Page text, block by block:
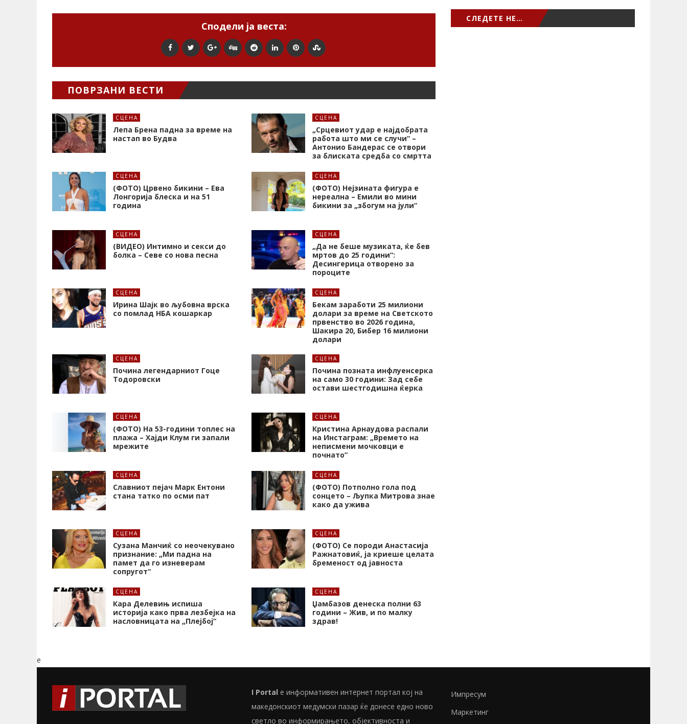
Сподели ја веста:
ПОВРЗАНИ ВЕСТИ
СЦЕНА
Лепа Брена падна за време на
настап во Будва
СЦЕНА
„Срцевиот удар е најдобрата
работа што ми се случи“ –
Антонио Бандерас се отвори
за блиската средба со смртта
СЦЕНА
(ФОТО) Црвено бикини – Ева
Лонгорија блеска и на 51
година
СЦЕНА
(ФОТО) Нејзината фигура е
нереална – Емили во мини
бикини за „збогум на јули“
СЦЕНА
(ВИДЕО) Интимно и секси до
болка – Севе со нова песна
СЦЕНА
„Да не беше музиката, ќе бев
мртов до 25 години“:
Десингерица отворено за
пороците
СЦЕНА
Ирина Шајк во љубовна врска
со помлад НБА кошаркар
СЦЕНА
Бекам заработи 25 милиони
долари за време на Светското
првенство во 2026 година,
Шакира 20, Бибер 16 милиони
долари
СЦЕНА
Почина легендарниот Гоце
Тодоровски
СЦЕНА
Почина позната инфлуенсерка
на само 30 години: Зад себе
остави шестгодишна ќерка
СЦЕНА
(ФОТО) На 53-години топлес на
плажа – Хајди Клум ги запали
мрежите
СЦЕНА
Кристина Арнаудова распали
на Инстаграм: „Времето на
неписмени мочковци е
почнато”
СЦЕНА
Славниот пејач Марк Ентони
стана татко по осми пат
СЦЕНА
(ФОТО) Потполно гола под
сонцето – Љупка Митрова знае
како да ужива
СЦЕНА
Сузана Манчиќ со неочекувано
признание: „Ми падна на
памет да го изневерам
сопругот“
СЦЕНА
(ФОТО) Се породи Анастасија
Ражнатовиќ, ја криеше целата
бременост од јавноста
СЦЕНА
Кара Делевињ испиша
историја како прва лезбејка на
насловницата на „Плејбој“
СЦЕНА
Џамбазов денеска полни 63
години – Жив, и по малку
здрав!
СЛЕДЕТЕ НЕ…
e
I Portal е информативен интернет портал кој на
македонскиот медумски пазар ќе донесе едно ново
светло во информирањето, објективноста и
Импресум
Маркетинг